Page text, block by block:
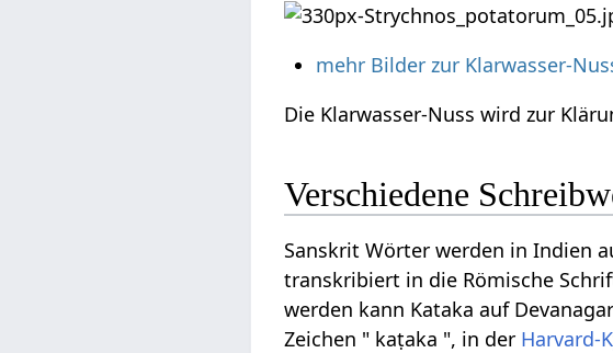
mehr Bilder zur Klarwasser-
Die Klarwasser-Nuss wird zur
Verschiedene
Sanskrit Wörter werden in Indien
transkribiert in die Römische
werden kann Kataka auf
Zeichen " kaṭaka ", in der Harvard-